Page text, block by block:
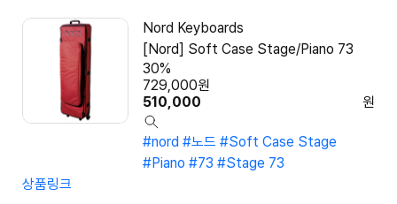
Nord Keyboards
[Nord] Soft Case Stage/Piano 73
510,000 원
729,000원
30%
#nord #노드 #Soft Case Stage
#Piano #73 #Stage 73
상품링크